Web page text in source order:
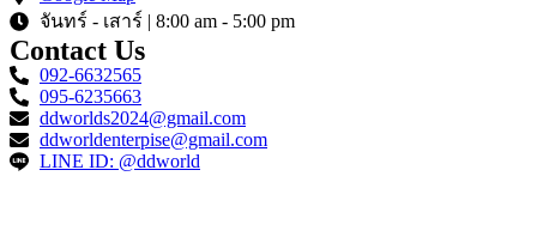
จันทร์ - เสาร์ | 8:00 am - 5:00 pm
Contact Us
092-6632565
095-6235663
ddworlds2024@gmail.com
ddworldenterpise@gmail.com
LINE ID: @ddworld